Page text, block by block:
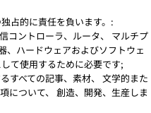
占的に責任を負います。:
コントローラ、ルータ、 マルチプ
、ハードウェアおよびソフトウェ
て使用するために必要です;
すべての記事、素材、 文学的また
について、 創造、開発、生産しま